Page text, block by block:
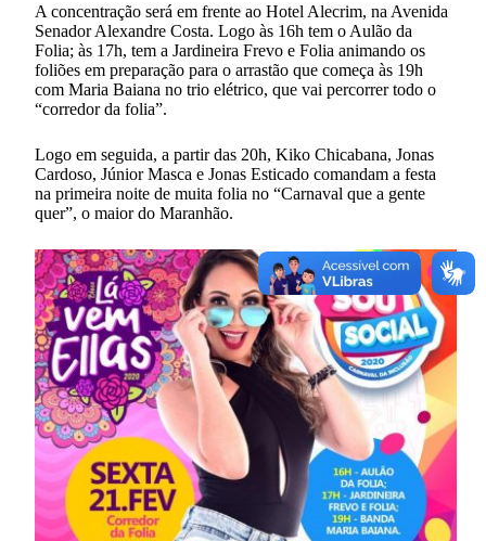
A concentração será em frente ao Hotel Alecrim, na Avenida
Senador Alexandre Costa. Logo às 16h tem o Aulão da
Folia; às 17h, tem a Jardineira Frevo e Folia animando os
foliões em preparação para o arrastão que começa às 19h
com Maria Baiana no trio elétrico, que vai percorrer todo o
“corredor da folia”.
Logo em seguida, a partir das 20h, Kiko Chicabana, Jonas
Cardoso, Júnior Masca e Jonas Esticado comandam a festa
na primeira noite de muita folia no “Carnaval que a gente
quer”, o maior do Maranhão.